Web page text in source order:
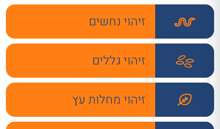
זיהוי נחשים
זיהוי גללים
זיהוי מחלות עץ